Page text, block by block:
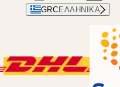
GRC ΕΛΛΗΝΙΚΆ